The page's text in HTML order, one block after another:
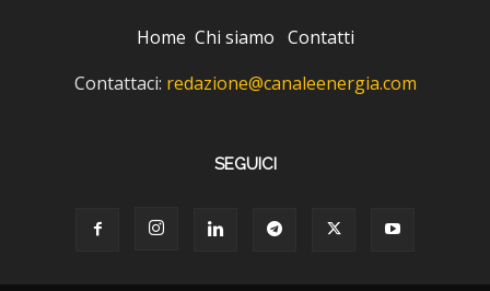
Home Chi siamo Contatti
Contattaci: redazione@canaleenergia.com
SEGUICI